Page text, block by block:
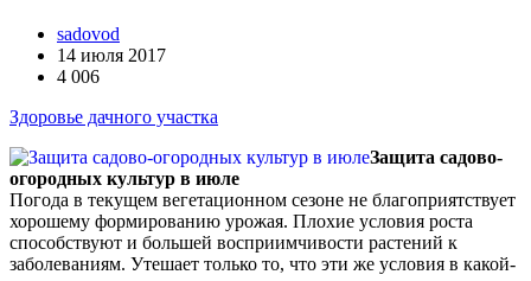
sadovod
14 июля 2017
4 006
Здоровье дачного участка
Защита садово-
огородных культур в июле
Погода в текущем вегетационном сезоне не благоприятствует
хорошему формированию урожая. Плохие условия роста
способствуют и большей восприимчивости растений к
заболеваниям. Утешает только то, что эти же условия в какой-